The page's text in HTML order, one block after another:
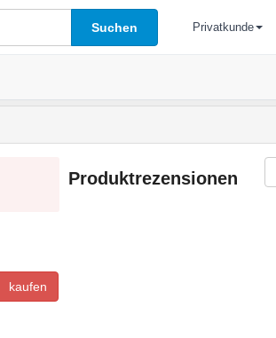
Suchen Privatkunde
kaufen
Produktrezensionen